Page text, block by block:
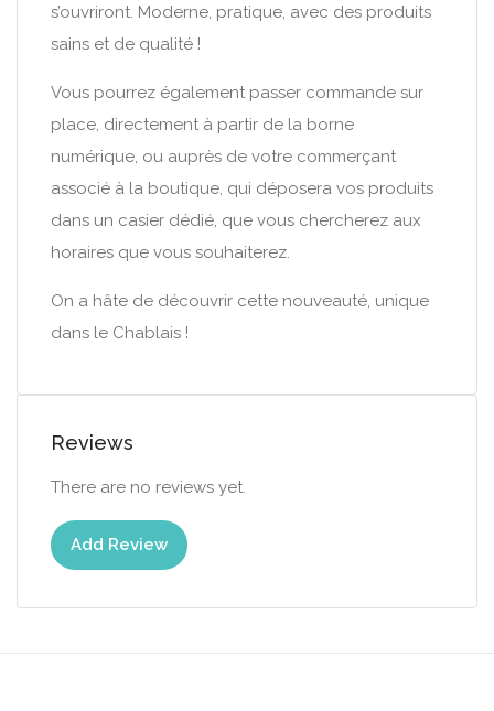
s’ouvriront. Moderne, pratique, avec des produits
sains et de qualité !
Vous pourrez également passer commande sur
place, directement à partir de la borne
numérique, ou auprès de votre commerçant
associé à la boutique, qui déposera vos produits
dans un casier dédié, que vous chercherez aux
horaires que vous souhaiterez.
On a hâte de découvrir cette nouveauté, unique
dans le Chablais !
Reviews
There are no reviews yet.
Add Review